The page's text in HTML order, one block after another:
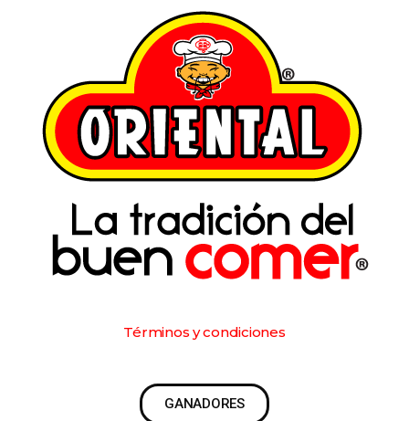
Términos y condiciones
GANADORES